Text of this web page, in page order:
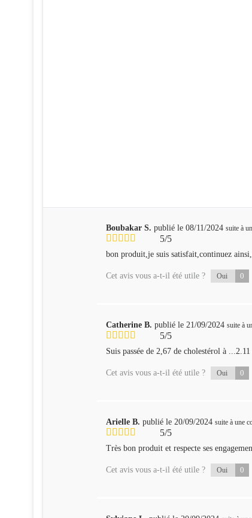
Boubakar S. publié le 08/11/2024 suite à
5/5
bon produit,je suis satisfait,continuez
Cet avis vous a-t-il été utile ? Oui 0
Catherine B. publié le 21/09/2024 suite à
5/5
Suis passée de 2,67 de cholestérol à
Cet avis vous a-t-il été utile ? Oui 0
Arielle B. publié le 20/09/2024 suite à une
5/5
Très bon produit et respecte ses
Cet avis vous a-t-il été utile ? Oui 0